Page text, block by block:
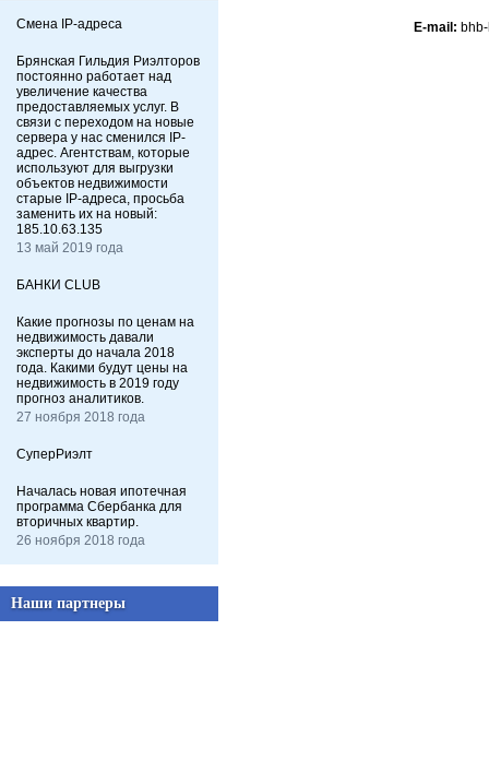
Смена IP-адреса
Брянская Гильдия Риэлторов
постоянно работает над
увеличение качества
предоставляемых услуг. В
связи с переходом на новые
сервера у нас сменился IP-
адрес. Агентствам, которые
используют для выгрузки
объектов недвижимости
старые IP-адреса, просьба
заменить их на новый:
185.10.63.135
13 май 2019 года
БАНКИ CLUB
Какие прогнозы по ценам на
недвижимость давали
эксперты до начала 2018
года. Какими будут цены на
недвижимость в 2019 году
прогноз аналитиков.
27 ноября 2018 года
СуперРиэлт
Началась новая ипотечная
программа Сбербанка для
вторичных квартир.
26 ноября 2018 года
Наши партнеры
E-mail: